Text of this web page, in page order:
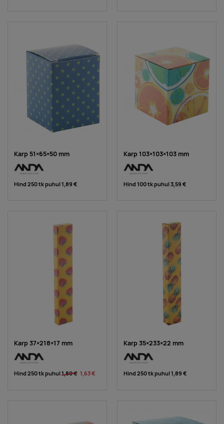
Karp 51×65×50 mm
Hind 250 tk puhul1,89 €
Karp 103×103×103 mm
Hind 100 tk puhul3,59 €
Karp 37×218×17 mm
Hind 250 tk puhul1,80 € 1,63 €
Karp 35×233×22 mm
Hind 250 tk puhul1,89 €